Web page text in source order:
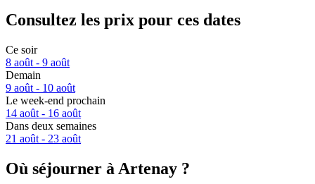
Consultez les prix pour ces dates
Ce soir
8 août - 9 août
Demain
9 août - 10 août
Le week-end prochain
14 août - 16 août
Dans deux semaines
21 août - 23 août
Où séjourner à Artenay ?